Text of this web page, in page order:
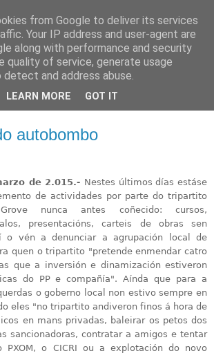
autobombo
de 2.015.- Nestes últimos días estáse
de actividades por parte do tripartito
nunca antes coñecido: cursos,
presentacións, carteis de obras sen
o vén a denunciar a agrupación local de
quen o tripartito "pretende enmendar catro
que a inversión e dinamización estiveron
do PP e compañía". Aínda que para a
o goberno local non estivo sempre en
eles "no tripartito andiveron finos á hora de
en mans privadas, baleirar os petos dos
sancionadoras, contratar a amigos e tentar
PXOM, o CICRI ou a explotación do novo
from Google to deliver its services
Your IP address and user-agent are
along with performance and security
quality of service, generate usage
and address abuse.
LEARN MORE GOT IT